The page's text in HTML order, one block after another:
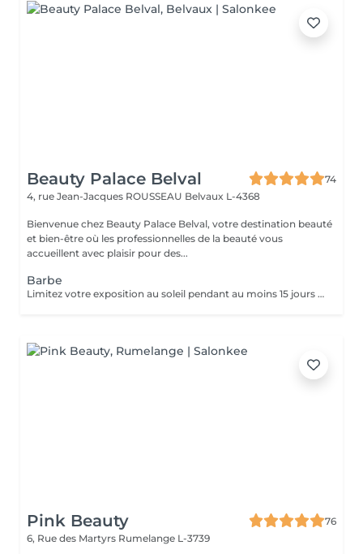
Beauty Palace Belval
74
4, rue Jean-Jacques ROUSSEAU Belvaux L-4368
Bienvenue chez Beauty Palace Belval, votre destination beauté
et bien-être où les professionnelles de la beauté vous
accueillent avec plaisir pour des...
Barbe
Limitez votre exposition au soleil pendant au moins 15 jours avant votre séance d'épilation au laser pour protéger votre peau et optimiser les résultats. Rasez la zone à traiter 48 heures avant la séance. Cette étape permet au laser de cibler efficacement la racine du poil sans brûler les poils en surface. Certaines substances, comme l'isotrétinoïne (à éviter pendant 6 mois), les antibiotiques (à éviter 1 semaine) et les médicaments augmentant la sensibilité à la lumière, peuvent rendre votre peau plus réactive au laser. Assurez-vous d'en parler à votre praticien. Évitez l'utilisation d'auto-bronzants ou de crèmes bronzantes avant le traitement pour garantir une efficacité maximale et une sécurité optimale.
Pink Beauty
76
6, Rue des Martyrs Rumelange L-3739